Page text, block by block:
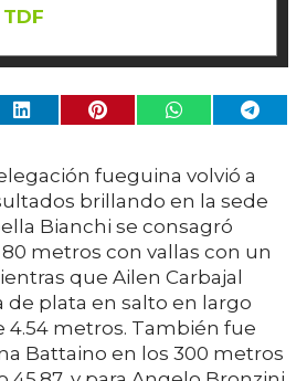
fueguina volvió a
brillando en la sede
Bianchi se consagró
metros con vallas con un
que Ailen Carbajal
plata en salto en largo
4.54 metros. También fue
Battaino en los 300 metros